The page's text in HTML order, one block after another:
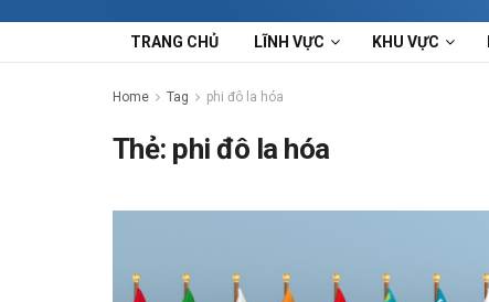
TRANG CHỦ LĨNH VỰC KHU VỰC
Home Tag phi đô la hóa
Thẻ: phi đô la hóa